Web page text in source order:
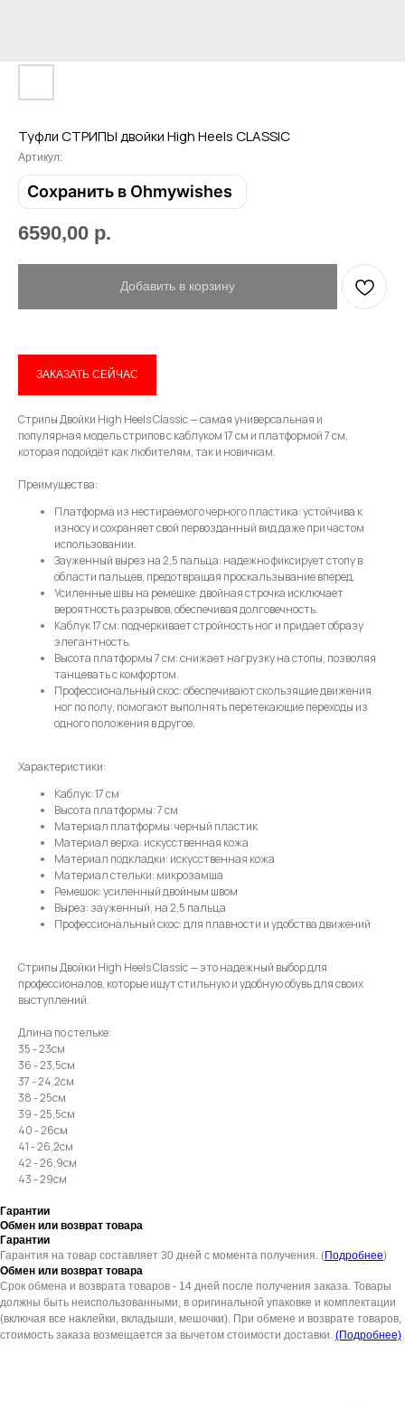
Привет! Дарим тебе -10% на первую
покупку! Подпишись на нашу рассылку
...и узнавай об акциях первой!
Email
Имя
Телефон
Нажимая на кнопку, вы даете согласие на обработку своих
персональных данных согласно 152-ФЗ.
Туфли СТРИПЫ двойки High Heels CLASSIC
Артикул:
Сохранить в Ohmywishes
6590,00 р.
Добавить в корзину
ЗАКАЗАТЬ СЕЙЧАС
Стрипы Двойки High Heels Classic — самая универсальная и
популярная модель стрипов с каблуком 17 см и платформой 7 см,
которая подойдёт как любителям, так и новичкам.
Преимущества:
Платформа из нестираемого черного пластика: устойчива к
износу и сохраняет свой первозданный вид даже при частом
использовании.
Зауженный вырез на 2,5 пальца: надежно фиксирует стопу в
области пальцев, предотвращая проскальзывание вперед.
Усиленные швы на ремешке: двойная строчка исключает
вероятность разрывов, обеспечивая долговечность.
Каблук 17 см: подчеркивает стройность ног и придает образу
элегантность.
Высота платформы 7 см: снижает нагрузку на стопы, позволяя
танцевать с комфортом.
Профессиональный скос: обеспечивают скользящие движения
ног по полу, помогают выполнять перетекающие переходы из
одного положения в другое.
Характеристики:
Каблук: 17 см
Высота платформы: 7 см
Материал платформы: черный пластик
Материал верха: искусственная кожа
Материал подкладки: искусственная кожа
Материал стельки: микрозамша
Ремешок: усиленный двойным швом
Вырез: зауженный, на 2,5 пальца
Профессиональный скос: для плавности и удобства движений
Стрипы Двойки High Heels Classic — это надежный выбор для
профессионалов, которые ищут стильную и удобную обувь для своих
выступлений.
Длина по стельке:
35 - 23см
36 - 23,5см
37 - 24,2см
38 - 25см
39 - 25,5см
40 - 26см
41 - 26,2см
42 - 26,9см
43 - 29см
Гарантии
Обмен или возврат товара
Гарантии
Гарантия на товар составляет 30 дней с момента получения. (Подробнее)
Обмен или возврат товара
Срок обмена и возврата товаров - 14 дней после получения заказа. Товары
должны быть неиспользованными, в оригинальной упаковке и комплектации
(включая все наклейки, вкладыши, мешочки). При обмене и возврате товаров,
стоимость заказа возмещается за вычетом стоимости доставки. (Подробнее)